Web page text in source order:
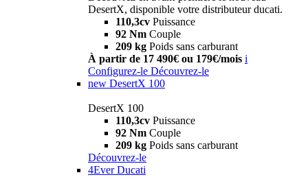
DesertX, disponible votre distributeur ducati.
110,3cv Puissance
92 Nm Couple
209 kg Poids sans carburant
À partir de 17 490€ ou 179€/mois i
Configurez-le Découvrez-le
new DesertX 100
DesertX 100
110,3cv Puissance
92 Nm Couple
209 kg Poids sans carburant
Découvrez-le
4Ever Ducati